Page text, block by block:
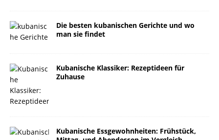
Die besten kubanischen Gerichte und wo
man sie findet
Kubanische Klassiker: Rezeptideen für
Zuhause
Kubanische Essgewohnheiten: Frühstück,